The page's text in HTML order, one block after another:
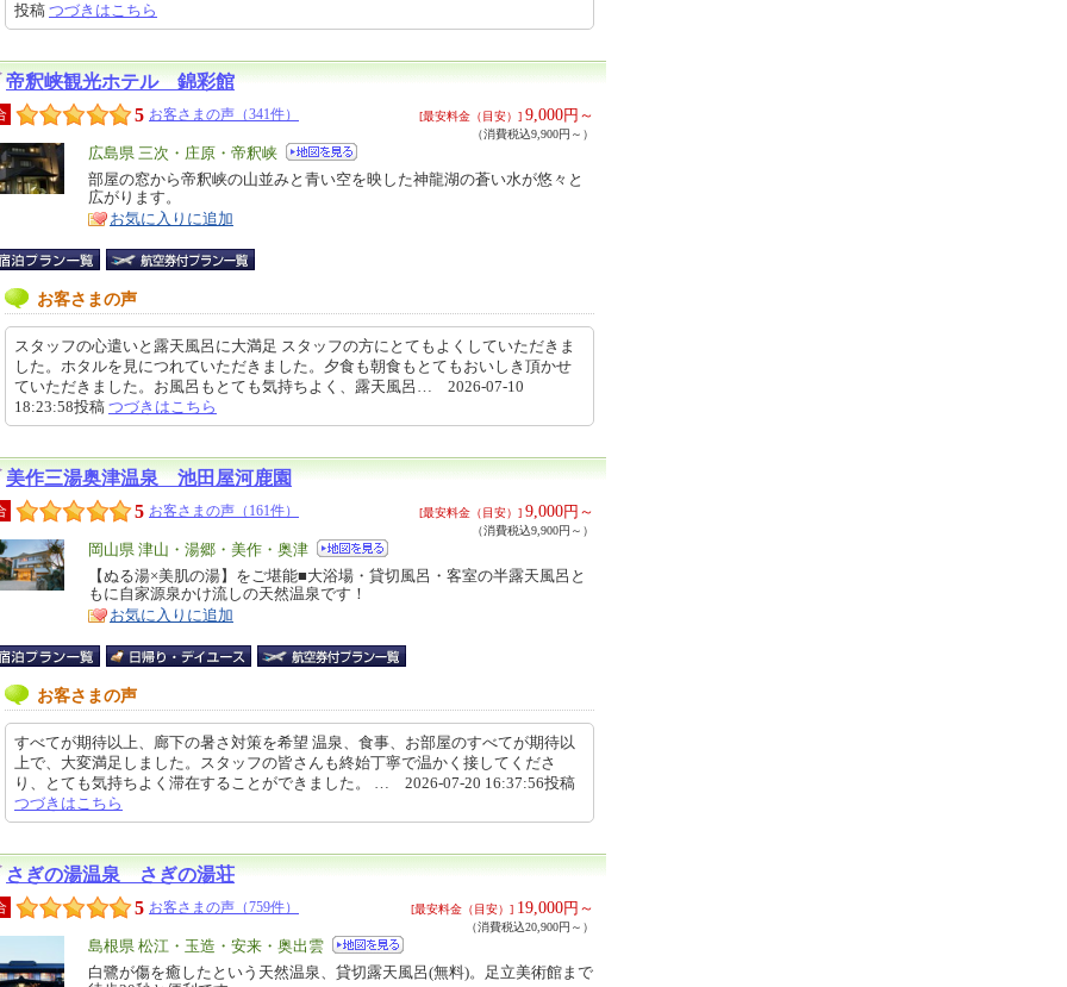
投稿 つづきはこちら
帝釈峡観光ホテル 錦彩館
5 お客さまの声（341件） [最安料金（目安）] 9,000円～
（消費税込9,900円～）
エ
リ
ア
広島県 三次・庄原・帝釈峡
特
徴
部屋の窓から帝釈峡の山並みと青い空を映した神龍湖の蒼い水が悠々と
広がります。
お気に入りに追加
お客さまの声
スタッフの心遣いと露天風呂に大満足 スタッフの方にとてもよくしていただきま
した。ホタルを見につれていただきました。夕食も朝食もとてもおいしき頂かせ
ていただきました。お風呂もとても気持ちよく、露天風呂… 2026-07-10
18:23:58投稿 つづきはこちら
美作三湯奥津温泉 池田屋河鹿園
5 お客さまの声（161件） [最安料金（目安）] 9,000円～
（消費税込9,900円～）
エ
リ
ア
岡山県 津山・湯郷・美作・奥津
特
徴
【ぬる湯×美肌の湯】をご堪能■大浴場・貸切風呂・客室の半露天風呂と
もに自家源泉かけ流しの天然温泉です！
お気に入りに追加
お客さまの声
すべてが期待以上、廊下の暑さ対策を希望 温泉、食事、お部屋のすべてが期待以
上で、大変満足しました。スタッフの皆さんも終始丁寧で温かく接してくださ
り、とても気持ちよく滞在することができました。 … 2026-07-20 16:37:56投稿
つづきはこちら
さぎの湯温泉 さぎの湯荘
5 お客さまの声（759件） [最安料金（目安）] 19,000円～
（消費税込20,900円～）
エ
リ
島根県 松江・玉造・安来・奥出雲
特
白鷺が傷を癒したという天然温泉、貸切露天風呂(無料)。足立美術館まで